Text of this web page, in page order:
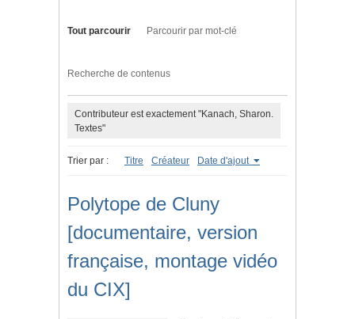
Tout parcourir Parcourir par mot-clé
Recherche de contenus
Contributeur est exactement "Kanach, Sharon.
Textes"
Trier par : Titre Créateur Date d'ajout
Polytope de Cluny
[documentaire, version
française, montage vidéo
du CIX]